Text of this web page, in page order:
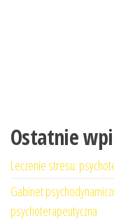
Ostatnie
Leczenie stresu:
Gabinet
psychoterapeutyczna